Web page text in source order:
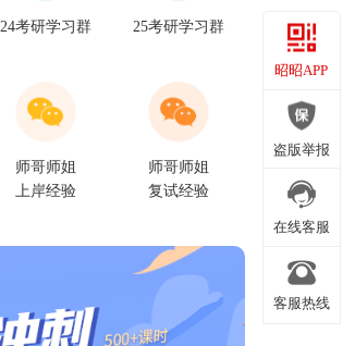
24考研学习群 25考研学习群
师哥师姐
上岸经验
师哥师姐
复试经验
昭昭APP
昭昭APP
盗版举报
盗版举报
在线客服
在线客服
客服热线